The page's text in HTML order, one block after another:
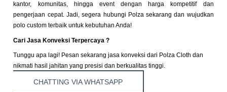
kantor, komunitas, hingga event dengan harga kompetitif dan
pengerjaan cepat. Jadi, segera hubungi Polza sekarang dan wujudkan
polo custom terbaik untuk kebutuhan Anda!
Cari Jasa Konveksi Terpercaya ?
Tunggu apa lagi! Pesan sekarang jasa konveksi dari Polza Cloth dan
nikmati hasil jahitan yang presisi dan berkualitas tinggi.
CHATTING VIA WHATSAPP